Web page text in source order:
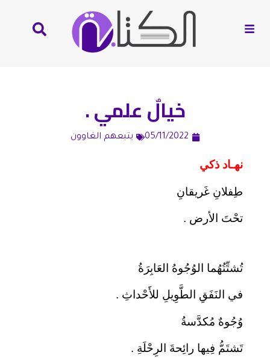
خيالٌ علمي .
05/11/2022 يتبعهم الغاوون
نهـاد ذكي
طِفلانِ غَريقانِ
تحْتَ الأرض .
تُشتِّتُهُما الوُجُوهُ العَابِرَةُ
في النَفَقِ الطَّوِيلِ للأَحْداثِ .
وُجُوهٌ مُكدَّسةُ
تَشتَمُّ فِيها رائِحةَ الرِحْلَةِ .